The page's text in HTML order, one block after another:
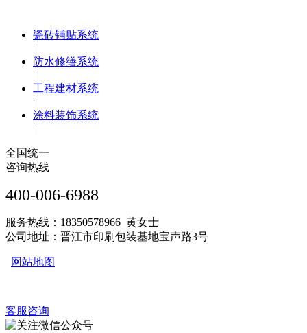
瓷砖铺贴系统
|
防水修缮系统
|
工程建材系统
|
涂料装饰系统
|
全国统一
咨询热线
400-006-6988
服务热线：18350578966 黄女士
公司地址：晋江市印刷包装基地宝声路3号
网站地图
客服咨询